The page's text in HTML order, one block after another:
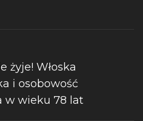
żyje! Włoska
i osobowość
w wieku 78 lat